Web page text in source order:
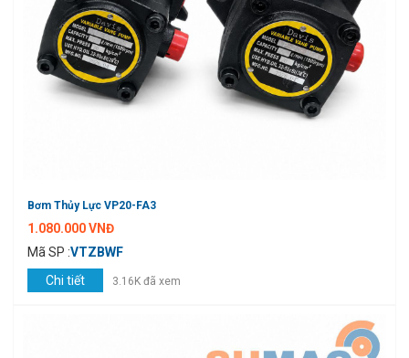
Bơm Thủy Lực VP20-FA3
1.080.000 VNĐ
Mã SP :VTZBWF
Chi tiết
3.16K đã xem